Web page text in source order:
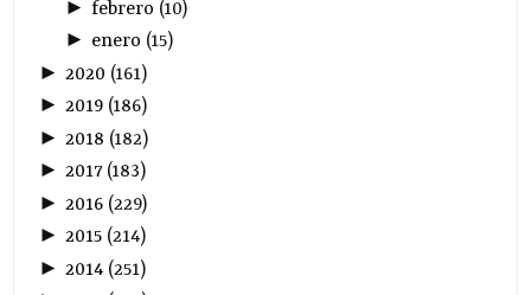
► febrero (10)
► enero (15)
► 2020 (161)
►2019 (186)
► 2018 (182)
►2017(183)
► 2016 (229)
►2015 (214)
► 2014 (251)